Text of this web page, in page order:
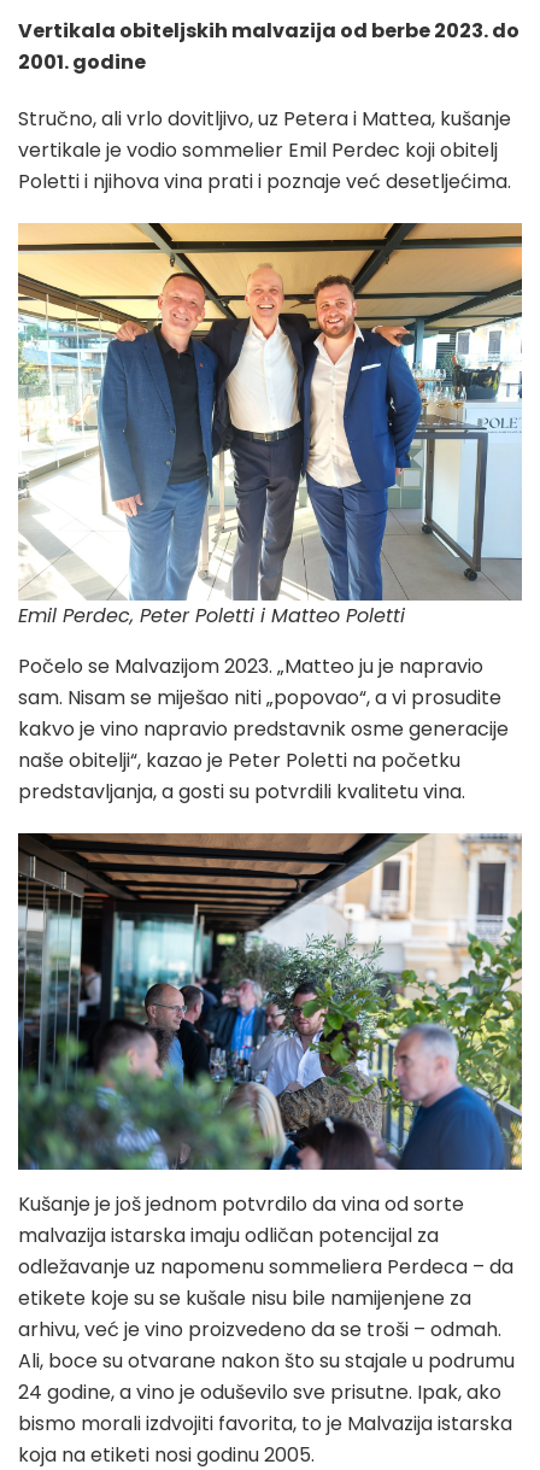
Vertikala obiteljskih malvazija od berbe 2023. do
2001. godine
Stručno, ali vrlo dovitljivo, uz Petera i Mattea, kušanje
vertikale je vodio sommelier Emil Perdec koji obitelj
Poletti i njihova vina prati i poznaje već desetljećima.
Emil Perdec, Peter Poletti i Matteo Poletti
Počelo se Malvazijom 2023. „Matteo ju je napravio
sam. Nisam se miješao niti „popovao“, a vi prosudite
kakvo je vino napravio predstavnik osme generacije
naše obitelji“, kazao je Peter Poletti na početku
predstavljanja, a gosti su potvrdili kvalitetu vina.
Kušanje je još jednom potvrdilo da vina od sorte
malvazija istarska imaju odličan potencijal za
odležavanje uz napomenu sommeliera Perdeca – da
etikete koje su se kušale nisu bile namijenjene za
arhivu, već je vino proizvedeno da se troši – odmah.
Ali, boce su otvarane nakon što su stajale u podrumu
24 godine, a vino je oduševilo sve prisutne. Ipak, ako
bismo morali izdvojiti favorita, to je Malvazija istarska
koja na etiketi nosi godinu 2005.